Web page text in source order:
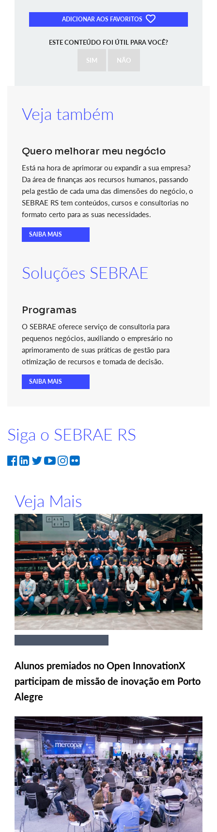
ADICIONAR AOS FAVORITOS
ESTE CONTEÚDO FOI ÚTIL PARA VOCÊ?
SIM NÃO
Veja também
Quero melhorar meu negócio
Está na hora de aprimorar ou expandir a sua empresa?
Da área de finanças aos recursos humanos, passando
pela gestão de cada uma das dimensões do negócio, o
SEBRAE RS tem conteúdos, cursos e consultorias no
formato certo para as suas necessidades.
SAIBA MAIS
Soluções SEBRAE
Programas
O SEBRAE oferece serviço de consultoria para
pequenos negócios, auxiliando o empresário no
aprimoramento de suas práticas de gestão para
otimização de recursos e tomada de decisão.
SAIBA MAIS
Siga o SEBRAE RS
Veja Mais
Alunos premiados no Open InnovationX
participam de missão de inovação em Porto
Alegre